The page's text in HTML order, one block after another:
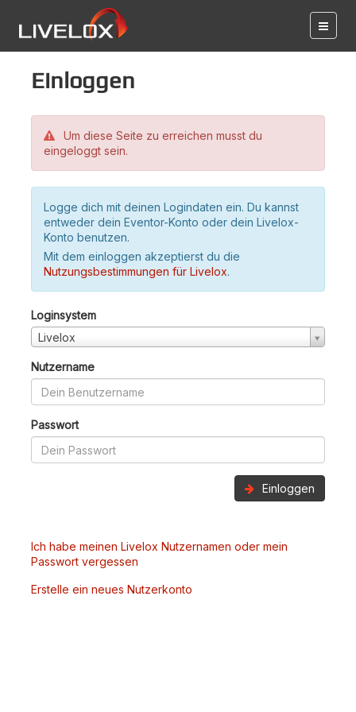
Einloggen
Um diese Seite zu erreichen musst du
eingeloggt sein.
Logge dich mit deinen Logindaten ein. Du kannst
entweder dein Eventor-Konto oder dein Livelox-
Konto benutzen.
Mit dem einloggen akzeptierst du die
Nutzungsbestimmungen für Livelox.
Loginsystem
Livelox
Nutzername
Passwort
Einloggen
Ich habe meinen Livelox Nutzernamen oder mein
Passwort vergessen
Erstelle ein neues Nutzerkonto